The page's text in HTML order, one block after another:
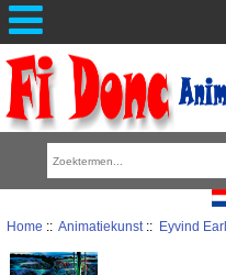
Home :: Animatiekunst:: Eyvind